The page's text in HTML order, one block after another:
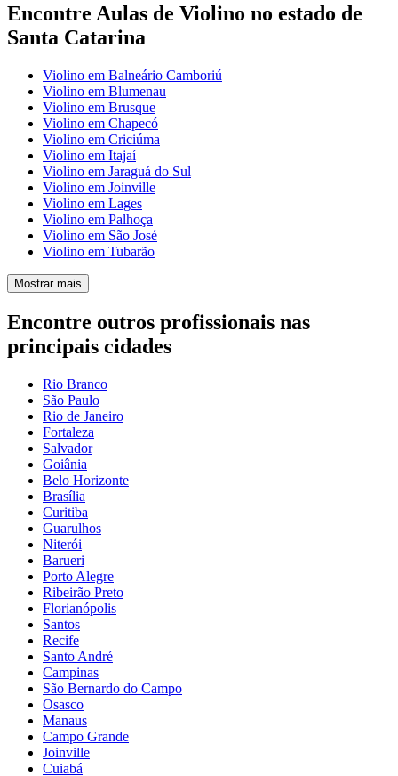
Encontre Aulas de Violino no estado de
Santa Catarina
Violino em Balneário Camboriú
Violino em Blumenau
Violino em Brusque
Violino em Chapecó
Violino em Criciúma
Violino em Itajaí
Violino em Jaraguá do Sul
Violino em Joinville
Violino em Lages
Violino em Palhoça
Violino em São José
Violino em Tubarão
Mostrar mais
Encontre outros profissionais nas
principais cidades
Rio Branco
São Paulo
Rio de Janeiro
Fortaleza
Salvador
Goiânia
Belo Horizonte
Brasília
Curitiba
Guarulhos
Niterói
Barueri
Porto Alegre
Ribeirão Preto
Florianópolis
Santos
Recife
Santo André
Campinas
São Bernardo do Campo
Osasco
Manaus
Campo Grande
Joinville
Cuiabá